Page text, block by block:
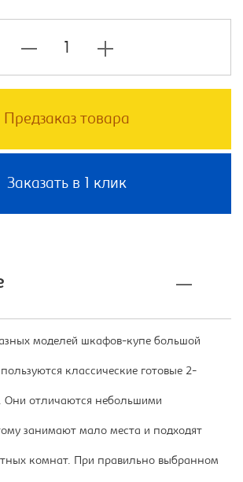
Предзаказ товара
Заказать в 1 клик
моделей шкафов-купе большой
классические готовые 2-
отличаются небольшими
занимают мало места и подходят
комнат. При правильно выбранном